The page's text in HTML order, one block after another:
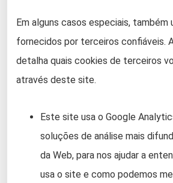
Em alguns casos especiais, também
fornecidos por terceiros confiáveis.
detalha quais cookies de terceiros
através deste site.
Este site usa o Google
soluções de análise mais
da Web, para nos ajudar a
usa o site e como podemos